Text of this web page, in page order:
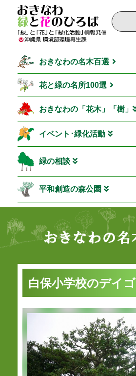
おきなわの名木百選
花と緑の名所100選
おきなわの「花木」「樹」
イベント･緑化活動
緑の相談
平和創造の森公園
白保小学校のデイゴ